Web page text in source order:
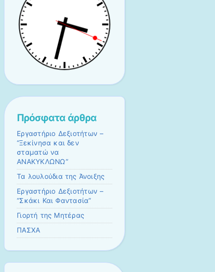
Πρόσφατα άρθρα
Εργαστήριο Δεξιοτήτων –
“Ξεκίνησα και δεν
σταματώ να
ΑΝΑΚΥΚΛΩΝΩ”
Τα λουλούδια της Άνοιξης
Εργαστήριο Δεξιοτήτων –
“Σκάκι Και Φαντασία”
Γιορτή της Μητέρας
ΠΑΣΧΑ